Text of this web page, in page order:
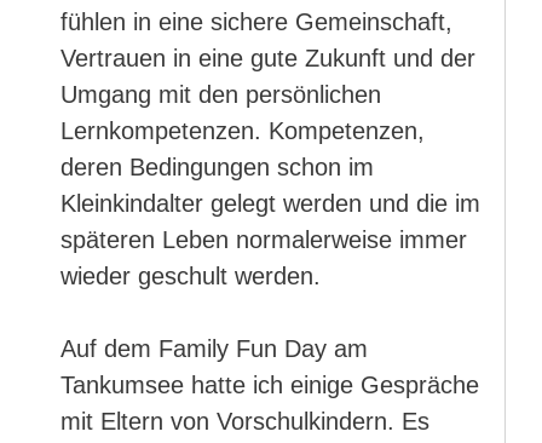
fühlen in eine sichere Gemeinschaft,
Vertrauen in eine gute Zukunft und der
Umgang mit den persönlichen
Lernkompetenzen. Kompetenzen,
deren Bedingungen schon im
Kleinkindalter gelegt werden und die im
späteren Leben normalerweise immer
wieder geschult werden.
Auf dem Family Fun Day am
Tankumsee hatte ich einige Gespräche
mit Eltern von Vorschulkindern. Es